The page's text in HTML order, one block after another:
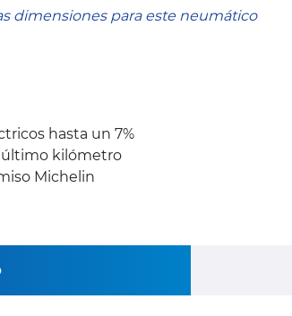
dimensiones para este neumático
hasta un 7%
último kilómetro
Michelin